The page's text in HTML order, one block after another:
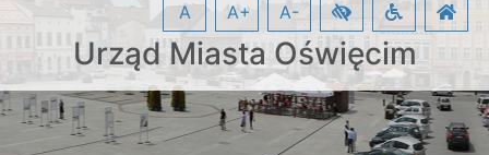
Urząd Miasta Oświęcim
A A+ A-